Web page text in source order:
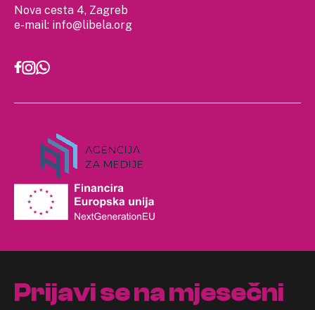
Nova cesta 4, Zagreb
e-mail: info@libela.org
Prijavi se na mjesečni